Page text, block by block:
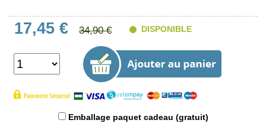
17,45 € 34,90 € DISPONIBLE
Emballage paquet cadeau (gratuit)